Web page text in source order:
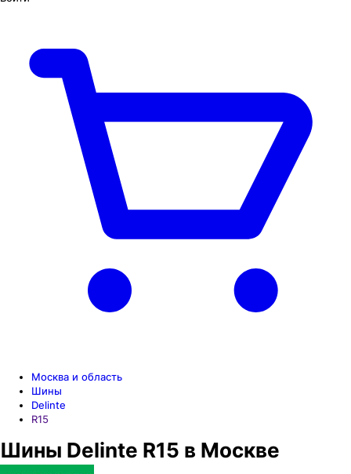
Москва и область
Шины
Delinte
R15
Шины Delinte R15 в Москве